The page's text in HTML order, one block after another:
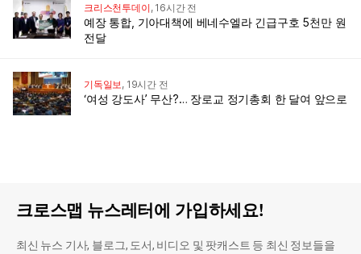
크리스천투데이, 16시간 전
예장 통합, 기아대책에 베네수엘라 긴급구호 5천만 원
전달
기독일보 , 19시간 전
‘여성 강도사’ 무산?… 장로교 정기총회 한 달여 앞으로
크로스맵 뉴스레터에 가입하세요!
최신 뉴스 기사, 블로그, 도서, 비디오 및 팟캐스트 등 최신 정보들을